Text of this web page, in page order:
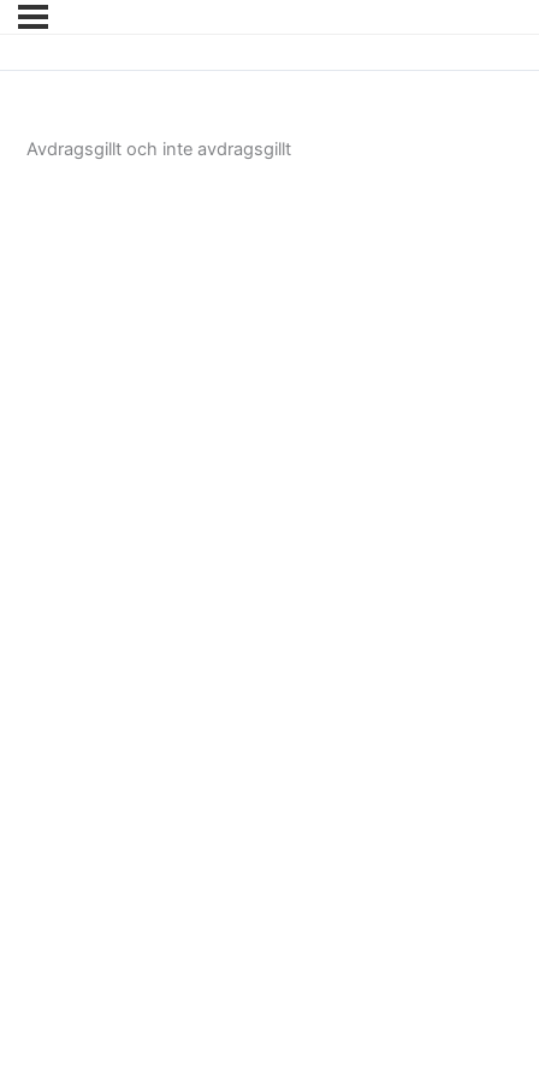
Avdragsgillt och inte avdragsgillt